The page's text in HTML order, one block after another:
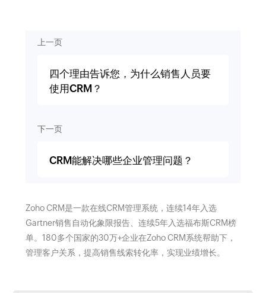
上一页
四个理由告诉您，为什么销售人员要
使用CRM？
下一页
CRM能解决哪些企业管理问题？
Zoho CRM是一款在线CRM管理系统，连续14年入选
Gartner销售自动化象限报告、连续5年入选福布斯CRM榜
单。180多个国家的30万+企业在Zoho CRM系统帮助下，
管理客户关系，提高销售线索转化率，实现业绩增长。